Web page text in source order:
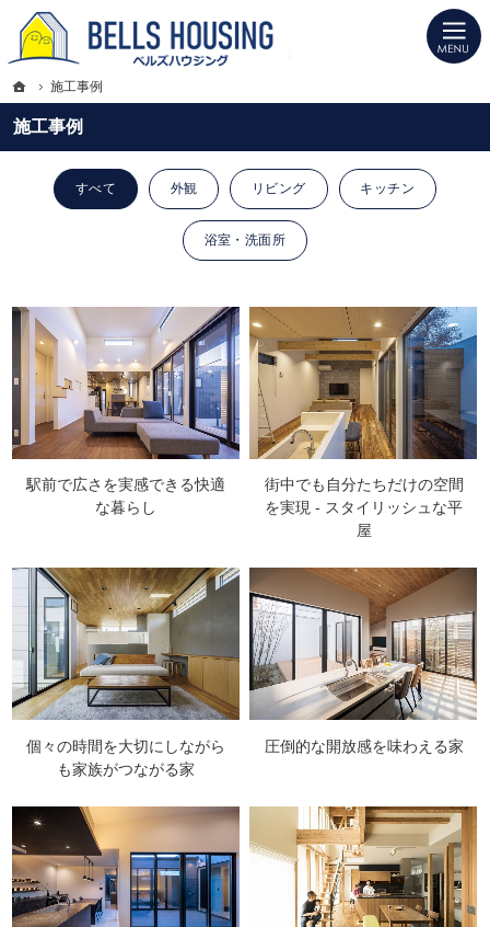
施工事例
プロの目線からご提案。山形県上山市の注文住宅・新築戸建てを手がける工務店
山形県上山市の新築・注文住宅・新築戸建てを手がける工務店ならベルズハウジ
すべて 外観 リビング キッチン
浴室・洗面所
駅前で広さを実感できる快適
な暮らし
街中でも自分たちだけの空間
を実現 - スタイリッシュな平
屋
個々の時間を大切にしながら
も家族がつながる家
圧倒的な開放感を味わえる家
ホーム
施工事例